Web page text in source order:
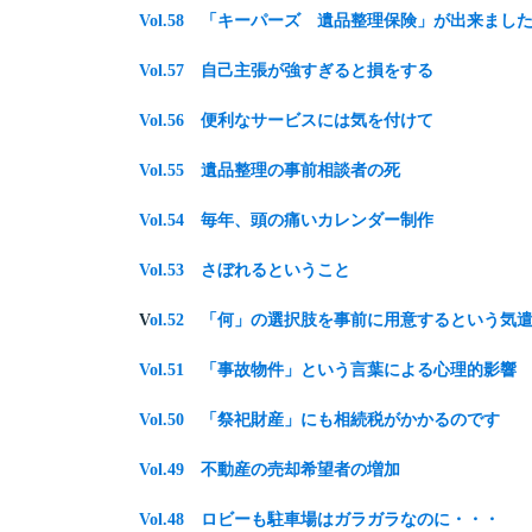
Vol.58 「キーパーズ 遺品整理保険」が出来ました
Vol.57 自己主張が強すぎると損をする
Vol.56 便利なサービスには気を付けて
Vol.55 遺品整理の事前相談者の死
Vol.54 毎年、頭の痛いカレンダー制作
Vol.53 さぼれるということ
Vol.52 「何」の選択肢を事前に用意するという気
Vol.51 「事故物件」という言葉による心理的影響
Vol.50 「祭祀財産」にも相続税がかかるのです
Vol.49 不動産の売却希望者の増加
Vol.48 ロビーも駐車場はガラガラなのに・・・